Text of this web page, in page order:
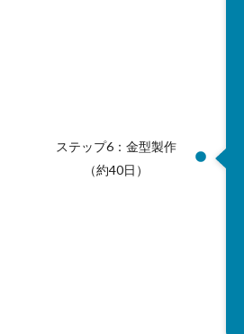
ステップ6：金型製作
（約40日）